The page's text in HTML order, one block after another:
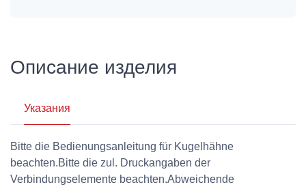
Описание изделия
Указания
Bitte die Bedienungsanleitung für Kugelhähne
beachten.Bitte die zul. Druckangaben der
Verbindungselemente beachten.Abweichende